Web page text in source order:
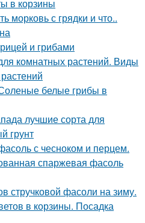
в корзины
морковь с грядки и что..
и грибами
комнатных растений. Виды
белые грибы в
лучшие сорта для
грунт
с чесноком и перцем.
спаржевая фасоль
стручковой фасоли на зиму.
в корзины. Посадка